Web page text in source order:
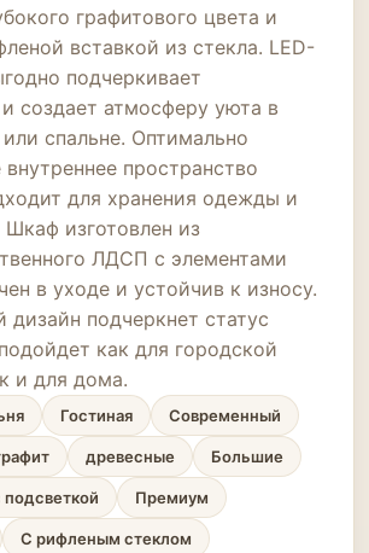
графитового цвета и
вставкой из стекла. LED-
подчеркивает
создает атмосферу уюта в
спальне. Оптимально
пространство
для хранения одежды и
Шкаф изготовлен из
ЛДСП с элементами
в уходе и устойчив к износу.
подчеркнет статус
как для городской
и для дома.
Гостиная Современный
древесные Большие
подсветкой Премиум
С рифленым стеклом